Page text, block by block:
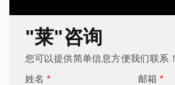
"莱"咨询
您可以提供简单信息方便我们联系！
姓名 * 邮箱*